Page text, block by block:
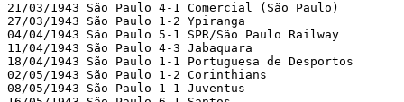
21/03/1943 São Paulo 4-1 Comercial (São Paulo)
27/03/1943 São Paulo 1-2 Ypiranga
04/04/1943 São Paulo 5-1 SPR/São Paulo Railway
11/04/1943 São Paulo 4-3 Jabaquara
18/04/1943 São Paulo 1-1 Portuguesa de Desportos
02/05/1943 São Paulo 1-2 Corinthians
08/05/1943 São Paulo 1-1 Juventus